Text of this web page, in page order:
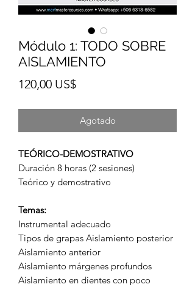
Módulo 1: TODO SOBRE
AISLAMIENTO
120,00 US$Precio
Agotado
TEÓRICO-DEMOSTRATIVO
Duración 8 horas (2 sesiones)
Teórico y demostrativo
Temas:
Instrumental adecuado
Tipos de grapas Aislamiento posterior
Aislamiento anterior
Aislamiento márgenes profundos
Aislamiento en dientes con poco